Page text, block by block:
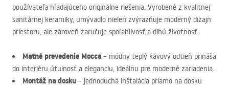
používateľa hľadajúceho originálne riešenia. Vyrobené z kvalitnej
sanitárnej keramiky, umývadlo nielen zvýrazňuje moderný dizajn
priestoru, ale zároveň zaručuje spoľahlivosť a dlhú životnosť.
Matné prevedenie Mocca – módny teplý kávový odtieň prináša
do interiéru útulnosť a eleganciu, ideálnu pre moderné zariadenia.
Montáž na dosku – jednoduchá inštalácia priamo na dosku